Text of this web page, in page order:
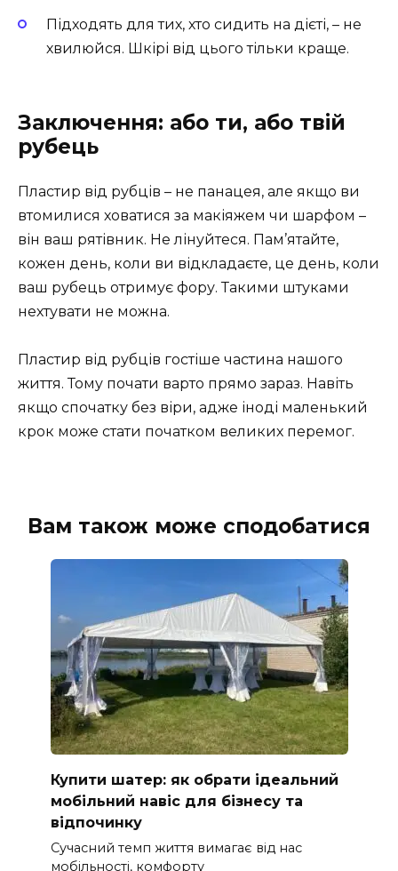
Підходять для тих, хто сидить на дієті, – не
хвилюйся. Шкірі від цього тільки краще.
Заключення: або ти, або твій
рубець
Пластир від рубців – не панацея, але якщо ви
втомилися ховатися за макіяжем чи шарфом –
він ваш рятівник. Не лінуйтеся. Пам’ятайте,
кожен день, коли ви відкладаєте, це день, коли
ваш рубець отримує фору. Такими штуками
нехтувати не можна.
Пластир від рубців гостіше частина нашого
життя. Тому почати варто прямо зараз. Навіть
якщо спочатку без віри, адже іноді маленький
крок може стати початком великих перемог.
Вам також може сподобатися
Купити шатер: як обрати ідеальний
мобільний навіс для бізнесу та
відпочинку
Сучасний темп життя вимагає від нас
мобільності, комфорту